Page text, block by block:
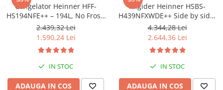
Congelator Heinner HFF-
HS194NFE++ – 194L, No Frost,
6 Compartimente, Control
Electronic
2.439,32 Lei
1.590,24 Lei
IN STOC
ADAUGA IN COS
Frigider Heinner HSBS-
H439NFXWDE++ Side by side,
433 l, No Frost, Dozator de
apa, Functie smart, Functie
congelare si racire rapida,
Clasa E, H 176.5 cm, inox
4.344,28 Lei
2.644,36 Lei
IN STOC
ADAUGA IN COS